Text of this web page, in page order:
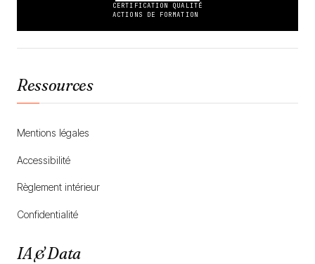
CERTIFICATION QUALITÉ
ACTIONS DE FORMATION
Ressources
Mentions légales
Accessibilité
Règlement intérieur
Confidentialité
IA & Data